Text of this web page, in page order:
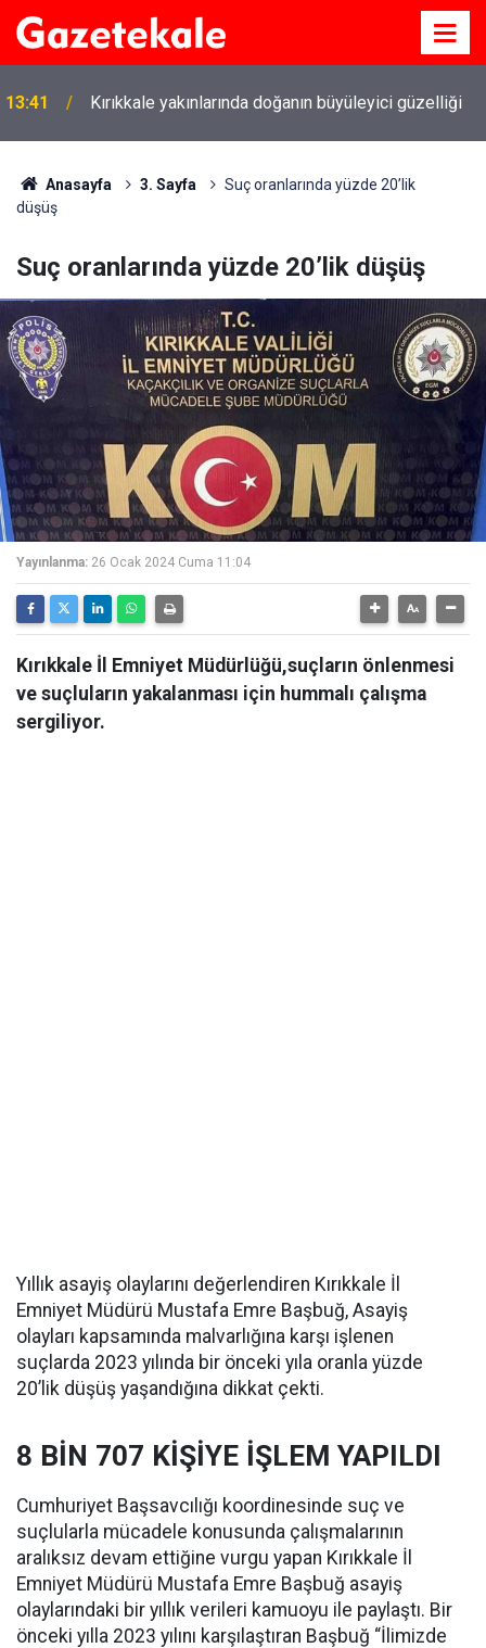
13:41 Kırıkkale yakınlarında doğanın büyüleyici güzelliği
Anasayfa 3. Sayfa
Suç oranlarında yüzde 20’lik
düşüş
Suç oranlarında yüzde 20’lik düşüş
Yayınlanma: 26 Ocak 2024 Cuma 11:04
Kırıkkale İl Emniyet Müdürlüğü,suçların önlenmesi
ve suçluların yakalanması için hummalı çalışma
sergiliyor.
Yıllık asayiş olaylarını değerlendiren Kırıkkale İl
Emniyet Müdürü Mustafa Emre Başbuğ, Asayiş
olayları kapsamında malvarlığına karşı işlenen
suçlarda 2023 yılında bir önceki yıla oranla yüzde
20’lik düşüş yaşandığına dikkat çekti.
8 BİN 707 KİŞİYE İŞLEM YAPILDI
Cumhuriyet Başsavcılığı koordinesinde suç ve
suçlularla mücadele konusunda çalışmalarının
aralıksız devam ettiğine vurgu yapan Kırıkkale İl
Emniyet Müdürü Mustafa Emre Başbuğ asayiş
olaylarındaki bir yıllık verileri kamuoyu ile paylaştı. Bir
önceki yılla 2023 yılını karşılaştıran Başbuğ “İlimizde